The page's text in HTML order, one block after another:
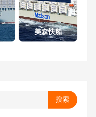
美森快船